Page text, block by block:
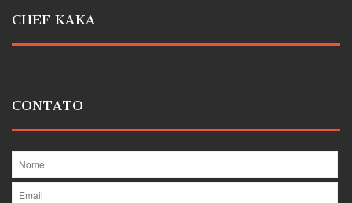
CHEF KAKA
CONTATO